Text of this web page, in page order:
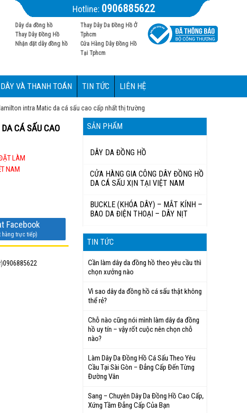
Hotline: 0906885622
Dây da đồng hồ
Thay Dây Đồng Hồ
Nhận đặt dây đồng hồ
Thay Dây Da Đồng Hồ Ở
Tphcm
Cửa Hàng Dây Đồng Hồ
Tại Tphcm
VÀ THANH TOÁN TIN TỨC LIÊN HỆ
intra Matic da cá sấu cao cấp nhất thị trường
CÁ SẤU CAO
LÀM
NAM
Facebook
hàng trực tiếp)
0906885622
SẢN PHẨM
DÂY DA ĐỒNG HỒ
CỬA HÀNG GIA CÔNG DÂY ĐỒNG HỒ
DA CÁ SẤU XỊN TẠI VIỆT NAM
BUCKLE (KHÓA DÂY) – MẮT KÍNH –
BAO DA ĐIỆN THOẠI – DÂY NỊT
TIN TỨC
Cần làm dây da đồng hồ theo yêu cầu thì
chọn xưởng nào
Vì sao dây da đồng hồ cá sấu thật không
thể rẻ?
Chỗ nào cũng nói mình làm dây da đồng
hồ uy tín – vậy rốt cuộc nên chọn chỗ
nào?
Làm Dây Da Đồng Hồ Cá Sấu Theo Yêu
Cầu Tại Sài Gòn – Đẳng Cấp Đến Từng
Đường Vân
Sang – Chuyên Dây Da Đồng Hồ Cao Cấp,
Xứng Tầm Đẳng Cấp Của Bạn